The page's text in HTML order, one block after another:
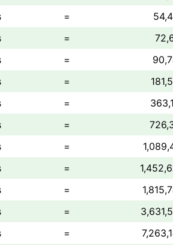
=
=
=
=
=
=
=
=
=
=
=